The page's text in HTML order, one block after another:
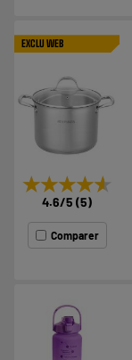
EXCLU WEB
★★★★★
★★★★★
4.6/5 (5)
Comparer